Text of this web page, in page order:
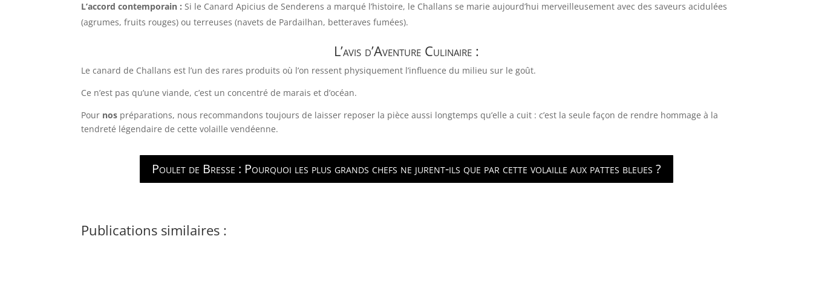
L’accord contemporain : Si le Canard Apicius de Senderens a marqué l’histoire, le Challans se marie aujourd’hui merveilleusement avec des saveurs acidulées
(agrumes, fruits rouges) ou terreuses (navets de Pardailhan, betteraves fumées).
L’avis d’Aventure Culinaire :
Le canard de Challans est l’un des rares produits où l’on ressent physiquement l’influence du milieu sur le goût.
Ce n’est pas qu’une viande, c’est un concentré de marais et d’océan.
Pour nos préparations, nous recommandons toujours de laisser reposer la pièce aussi longtemps qu’elle a cuit : c’est la seule façon de rendre hommage à la
tendreté légendaire de cette volaille vendéenne.
Poulet de Bresse : Pourquoi les plus grands chefs ne jurent-ils que par cette volaille aux pattes bleues ?
Publications similaires :